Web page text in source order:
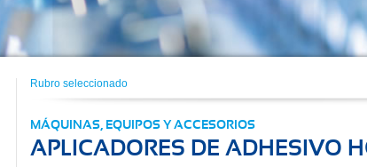
Rubro seleccionado
MÁQUINAS, EQUIPOS Y ACCESORIOS
APLICADORES DE ADHESIVO